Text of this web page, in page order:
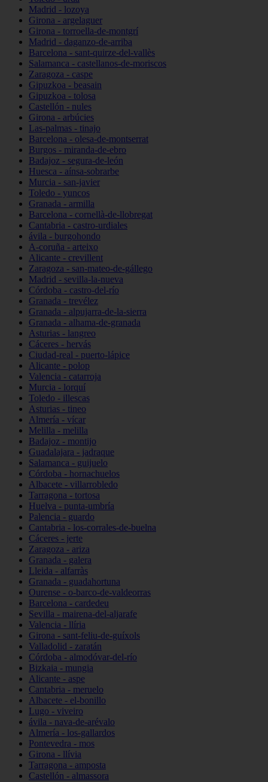
Madrid - lozoya
Girona - argelaguer
Girona - torroella-de-montgrí
Madrid - daganzo-de-arriba
Barcelona - sant-quirze-del-vallès
Salamanca - castellanos-de-moriscos
Zaragoza - caspe
Gipuzkoa - beasain
Gipuzkoa - tolosa
Castellón - nules
Girona - arbúcies
Las-palmas - tinajo
Barcelona - olesa-de-montserrat
Burgos - miranda-de-ebro
Badajoz - segura-de-león
Huesca - aínsa-sobrarbe
Murcia - san-javier
Toledo - yuncos
Granada - armilla
Barcelona - cornellà-de-llobregat
Cantabria - castro-urdiales
ávila - burgohondo
A-coruña - arteixo
Alicante - crevillent
Zaragoza - san-mateo-de-gállego
Madrid - sevilla-la-nueva
Córdoba - castro-del-río
Granada - trevélez
Granada - alpujarra-de-la-sierra
Granada - alhama-de-granada
Asturias - langreo
Cáceres - hervás
Ciudad-real - puerto-lápice
Alicante - polop
Valencia - catarroja
Murcia - lorquí
Toledo - illescas
Asturias - tineo
Almería - vícar
Melilla - melilla
Badajoz - montijo
Guadalajara - jadraque
Salamanca - guijuelo
Córdoba - hornachuelos
Albacete - villarrobledo
Tarragona - tortosa
Huelva - punta-umbría
Palencia - guardo
Cantabria - los-corrales-de-buelna
Cáceres - jerte
Zaragoza - ariza
Granada - galera
Lleida - alfarràs
Granada - guadahortuna
Ourense - o-barco-de-valdeorras
Barcelona - cardedeu
Sevilla - mairena-del-aljarafe
Valencia - llíria
Girona - sant-feliu-de-guíxols
Valladolid - zaratán
Córdoba - almodóvar-del-río
Bizkaia - mungia
Alicante - aspe
Cantabria - meruelo
Albacete - el-bonillo
Lugo - viveiro
ávila - nava-de-arévalo
Almería - los-gallardos
Pontevedra - mos
Girona - llívia
Tarragona - amposta
Castellón - almassora